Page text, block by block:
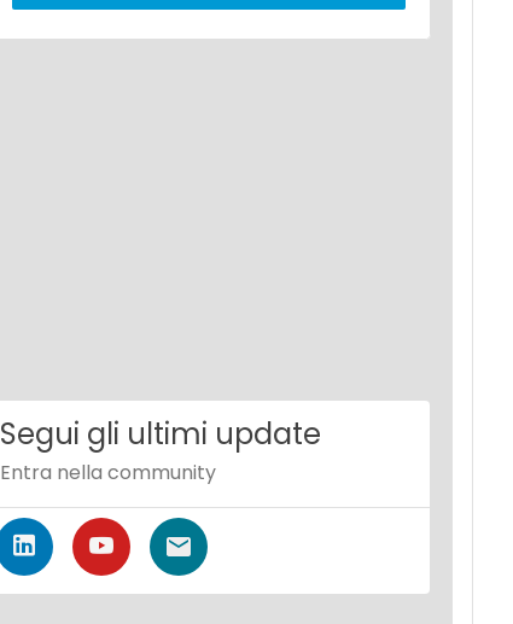
Segui gli ultimi update
Entra nella community